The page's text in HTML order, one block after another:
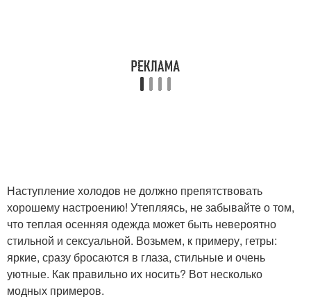
Наступление холодов не должно препятствовать
хорошему настроению! Утепляясь, не забывайте о том,
что теплая осенняя одежда может быть невероятно
стильной и сексуальной. Возьмем, к примеру, гетры:
яркие, сразу бросаются в глаза, стильные и очень
уютные. Как правильно их носить? Вот несколько
модных примеров.